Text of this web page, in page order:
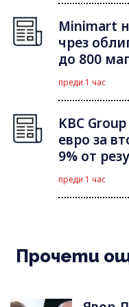
Minimart
чрез
до 800
преди 1 час
KBC
евро за
9% от
преди 1 час
Прочети